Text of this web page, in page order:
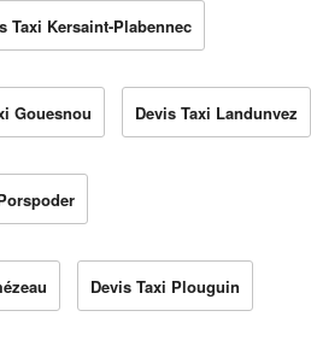
Taxi Kersaint-Plabennec
Gouesnou Devis Taxi Landunvez
Devis Taxi Plouguin